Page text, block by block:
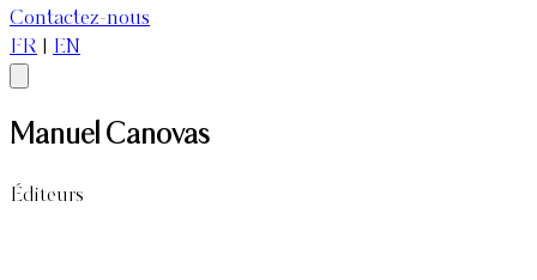
Contactez-nous
FR
EN
Manuel Canovas
Éditeurs